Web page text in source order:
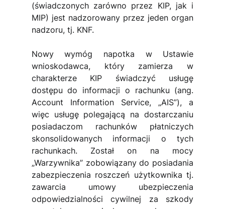
(świadczonych zarówno przez KIP, jak i
MIP) jest nadzorowany przez jeden organ
nadzoru, tj. KNF.
Nowy wymóg napotka w Ustawie
wnioskodawca, który zamierza w
charakterze KIP świadczyć usługę
dostępu do informacji o rachunku (ang.
Account Information Service, „AIS”), a
więc usługę polegającą na dostarczaniu
posiadaczom rachunków płatniczych
skonsolidowanych informacji o tych
rachunkach. Został on na mocy
„Warzywnika” zobowiązany do posiadania
zabezpieczenia roszczeń użytkownika tj.
zawarcia umowy ubezpieczenia
odpowiedzialności cywilnej za szkody